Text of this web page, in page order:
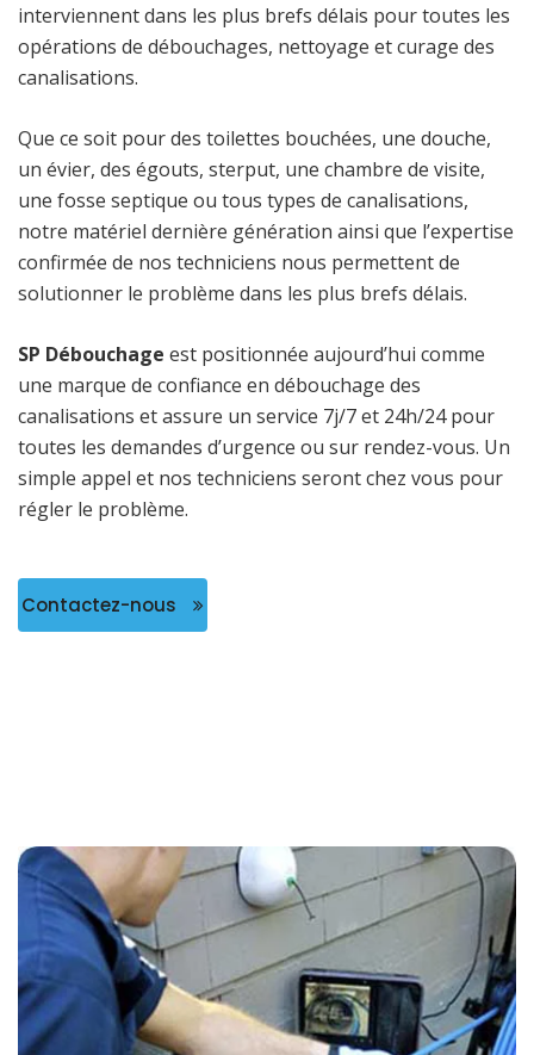
interviennent dans les plus brefs délais pour toutes les
opérations de débouchages, nettoyage et curage des
canalisations.
Que ce soit pour des toilettes bouchées, une douche,
un évier, des égouts, sterput, une chambre de visite,
une fosse septique ou tous types de canalisations,
notre matériel dernière génération ainsi que l’expertise
confirmée de nos techniciens nous permettent de
solutionner le problème dans les plus brefs délais.
SP Débouchage est positionnée aujourd’hui comme
une marque de confiance en débouchage des
canalisations et assure un service 7j/7 et 24h/24 pour
toutes les demandes d’urgence ou sur rendez-vous. Un
simple appel et nos techniciens seront chez vous pour
régler le problème.
Contactez-nous